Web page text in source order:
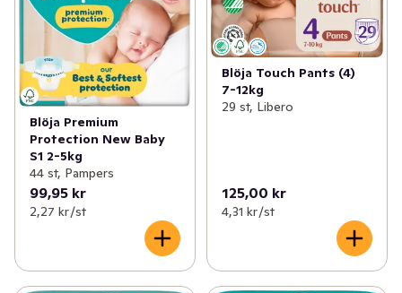
Blöja Premium
Protection New Baby
S1 2-5kg
44 st, Pampers
99,95 kr
2,27 kr /st
Blöja Touch Pants (4)
7-12kg
29 st, Libero
125,00 kr
4,31 kr /st